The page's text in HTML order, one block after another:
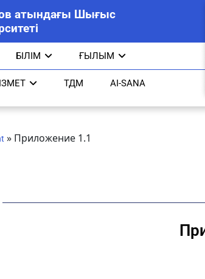
атындағы Шығыс
БІЛІМ ҒЫЛЫМ
ТДМ AI-SANA
» Приложение 1.1